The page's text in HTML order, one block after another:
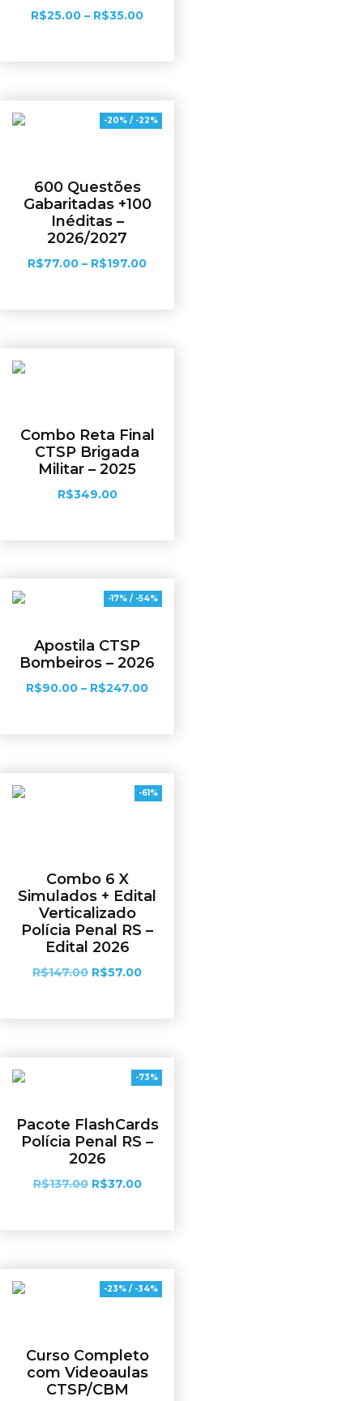
R$25.00 – R$35.00
-20% / -22%
600 Questões
Gabaritadas +100
Inéditas –
2026/2027
R$77.00 – R$197.00
Combo Reta Final
CTSP Brigada
Militar – 2025
R$349.00
-17% / -54%
Apostila CTSP
Bombeiros – 2026
R$90.00 – R$247.00
-61%
Combo 6 X
Simulados + Edital
Verticalizado
Polícia Penal RS –
Edital 2026
R$147.00 R$57.00
-73%
Pacote FlashCards
Polícia Penal RS –
2026
R$137.00 R$37.00
-23% / -34%
Curso Completo
com Videoaulas
CTSP/CBM